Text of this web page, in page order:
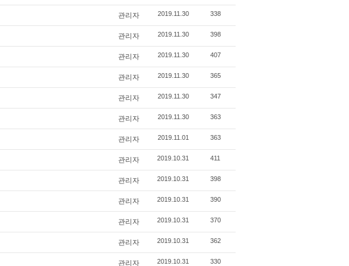
관리자 2019.11.30 338
관리자 2019.11.30 398
관리자 2019.11.30 407
관리자 2019.11.30 365
관리자 2019.11.30 347
관리자 2019.11.30 363
관리자 2019.11.01 363
관리자 2019.10.31 411
관리자 2019.10.31 398
관리자 2019.10.31 390
관리자 2019.10.31 370
관리자 2019.10.31 362
관리자 2019.10.31 330